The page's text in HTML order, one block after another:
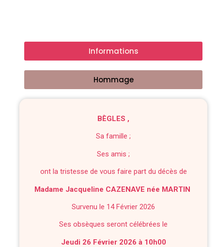
Informations
Hommage
BÈGLES ,
Sa famille ;
Ses amis ;
ont la tristesse de vous faire part du décès de
Madame Jacqueline CAZENAVE née MARTIN
Survenu le 14 Février 2026
Ses obsèques seront célébrées le
Jeudi 26 Février 2026 à 10h00